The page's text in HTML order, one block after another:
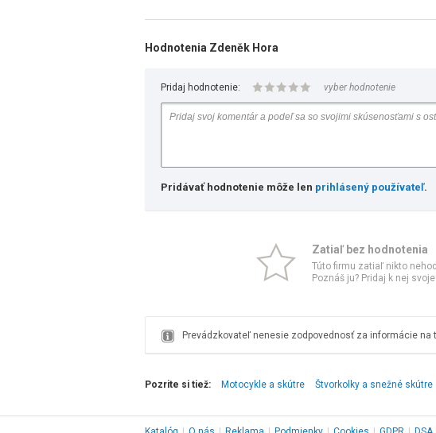
Hodnotenia Zdeněk Hora
Pridaj hodnotenie: vyber hodnotenie
Pridávať hodnotenie môže len prihlásený používateľ.
Zatiaľ bez hodnotenia
Túto firmu zatiaľ nikto
Poznáš ju? Pridaj k nej
Prevádzkovateľ nenesie zodpovednosť za informácie na
Pozrite si tiež: Motocykle a skútre Štvorkolky a snežné skútre